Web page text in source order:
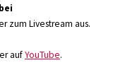
zum Livestream aus.
aufYouTube.